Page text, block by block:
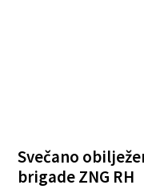
Svečano
brigade ZNG RH